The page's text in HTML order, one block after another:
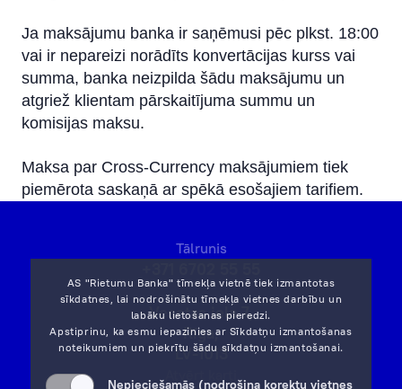
Ja maksājumu banka ir saņēmusi pēc plkst. 18:00
vai ir nepareizi norādīts konvertācijas kurss vai
summa, banka neizpilda šādu maksājumu un
atgriež klientam pārskaitījuma summu un
komisijas maksu.
Maksa par Cross-Currency maksājumiem tiek
piemērota saskaņā ar spēkā esošajiem tarifiem.
AS "Rietumu Banka" tīmekļa vietnē tiek izmantotas
sīkdatnes, lai nodrošinātu tīmekļa vietnes darbību un
labāku lietošanas pieredzi.
Apstiprinu, ka esmu iepazinies ar Sīkdatņu izmantošanas
noteikumiem un piekrītu šādu sīkdatņu izmantošanai.
Nepieciešamās (nodrošina korektu vietnes
Tālrunis
Vesetas iela 7,
Rīga,
LV-1013